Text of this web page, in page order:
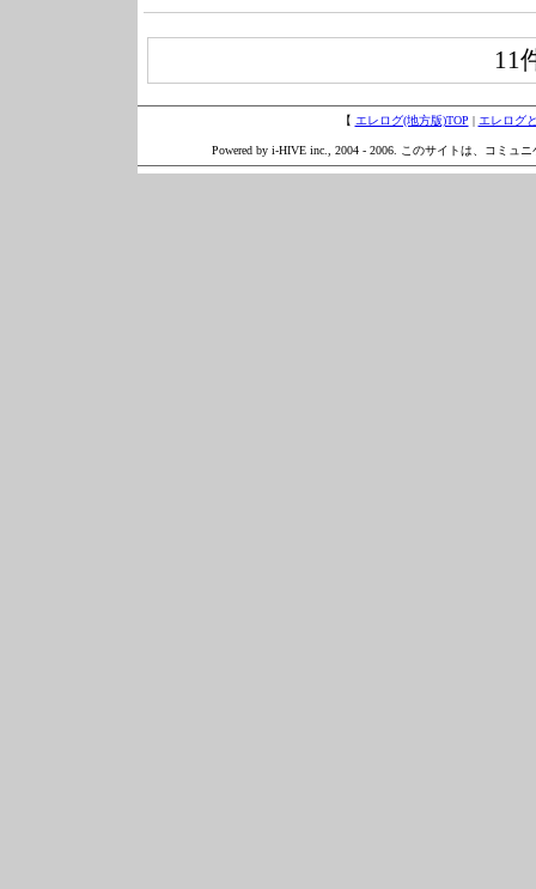
11
【 エレログ(地方版)TOP | エレログ
Powered by i-HIVE inc., 2004 - 2006. このサイトは、コミュ